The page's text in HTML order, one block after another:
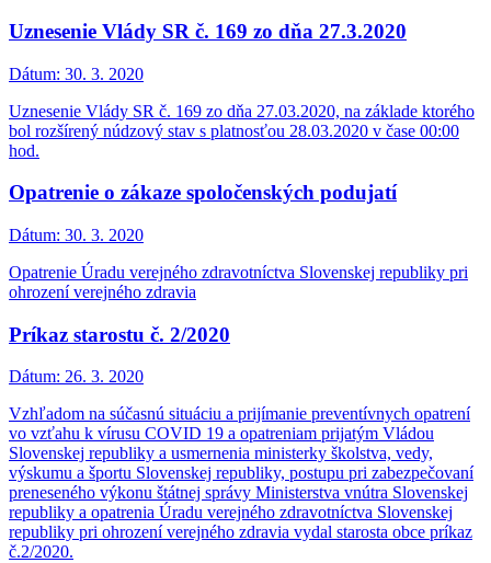
Uznesenie Vlády SR č. 169 zo dňa 27.3.2020
Dátum: 30. 3. 2020
Uznesenie Vlády SR č. 169 zo dňa 27.03.2020, na základe ktorého
bol rozšírený núdzový stav s platnosťou 28.03.2020 v čase 00:00
hod.
Opatrenie o zákaze spoločenských podujatí
Dátum: 30. 3. 2020
Opatrenie Úradu verejného zdravotníctva Slovenskej republiky pri
ohrození verejného zdravia
Príkaz starostu č. 2/2020
Dátum: 26. 3. 2020
Vzhľadom na súčasnú situáciu a prijímanie preventívnych opatrení
vo vzťahu k vírusu COVID 19 a opatreniam prijatým Vládou
Slovenskej republiky a usmernenia ministerky školstva, vedy,
výskumu a športu Slovenskej republiky, postupu pri zabezpečovaní
preneseného výkonu štátnej správy Ministerstva vnútra Slovenskej
republiky a opatrenia Úradu verejného zdravotníctva Slovenskej
republiky pri ohrození verejného zdravia vydal starosta obce príkaz
č.2/2020.